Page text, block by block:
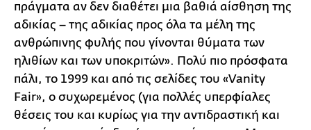
πράγματα αν δεν διαθέτει μια βαθιά αίσθηση της
αδικίας – της αδικίας προς όλα τα μέλη της
ανθρώπινης φυλής που γίνονται θύματα των
ηλιθίων και των υποκριτών». Πολύ πιο πρόσφατα
πάλι, το 1999 και από τις σελίδες του «Vanity
Fair», ο συχωρεμένος (για πολλές υπερφίαλες
θέσεις του και κυρίως για την αντιδραστική και